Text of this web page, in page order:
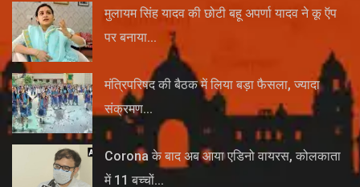
मुलायम सिंह यादव की छोटी बहू अपर्णा यादव ने कू ऍप
पर बनाया...
मंत्रिपरिषद की बैठक में लिया बड़ा फैसला, ज्यादा
संक्रमण...
Corona के बाद अब आया एडिनो वायरस, कोलकाता
में 11 बच्चों...